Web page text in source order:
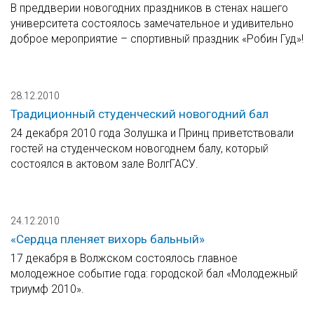
В преддверии новогодних праздников в стенах нашего
университета состоялось замечательное и удивительно
доброе мероприятие – спортивный праздник «Робин Гуд»!
28.12.2010
Традиционный студенческий новогодний бал
24 декабря 2010 года Золушка и Принц приветствовали
гостей на студенческом новогоднем балу, который
состоялся в актовом зале ВолгГАСУ.
24.12.2010
«Сердца пленяет вихорь бальный»
17 декабря в Волжском состоялось главное
молодежное событие года: городской бал «Молодежный
триумф 2010».